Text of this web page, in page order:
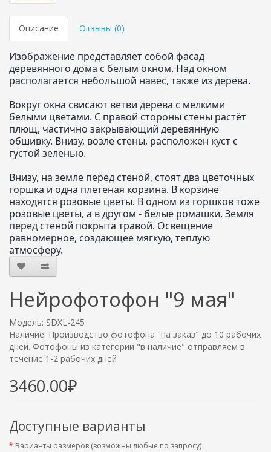
Описание Отзывы (0)
Изображение представляет собой фасад
деревянного дома с белым окном. Над окном
располагается небольшой навес, также из дерева.
Вокруг окна свисают ветви дерева с мелкими
белыми цветами. С правой стороны стены растёт
плющ, частично закрывающий деревянную
обшивку. Внизу, возле стены, расположен куст с
густой зеленью.
Внизу, на земле перед стеной, стоят два цветочных
горшка и одна плетеная корзина. В корзине
находятся розовые цветы. В одном из горшков тоже
розовые цветы, а в другом - белые ромашки. Земля
перед стеной покрыта травой. Освещение
равномерное, создающее мягкую, теплую
атмосферу.
Нейрофотофон "9 мая"
Модель: SDXL-245
Наличие: Производство фотофона "на заказ" до 10 рабочих
дней. Фотофоны из категории "в наличие" отправляем в
течение 1-2 рабочих дней
3460.00₽
Доступные варианты
Варианты размеров (возможны любые по запросу)